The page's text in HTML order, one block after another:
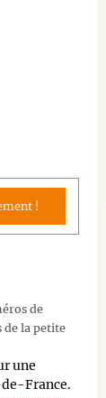
!
de
de la petite
une
France.